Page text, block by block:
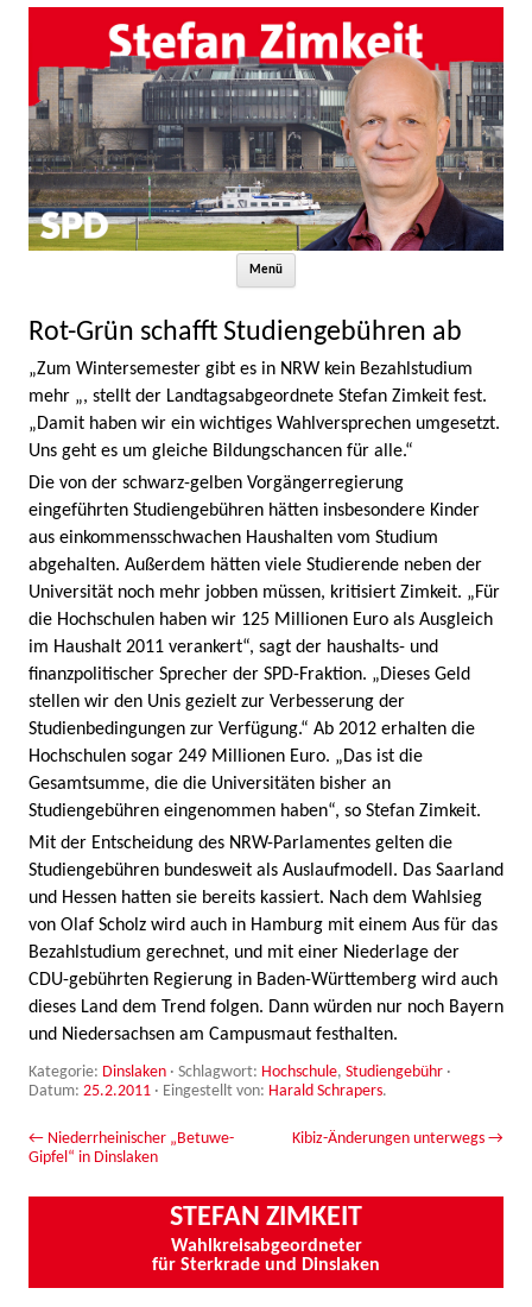
Menü
Rot-Grün schafft Studiengebühren ab
„Zum Wintersemester gibt es in NRW kein Bezahlstudium
mehr „, stellt der Landtagsabgeordnete Stefan Zimkeit fest.
„Damit haben wir ein wichtiges Wahlversprechen umgesetzt.
Uns geht es um gleiche Bildungschancen für alle.“
Die von der schwarz-gelben Vorgängerregierung
eingeführten Studiengebühren hätten insbesondere Kinder
aus einkommensschwachen Haushalten vom Studium
abgehalten. Außerdem hätten viele Studierende neben der
Universität noch mehr jobben müssen, kritisiert Zimkeit. „Für
die Hochschulen haben wir 125 Millionen Euro als Ausgleich
im Haushalt 2011 verankert“, sagt der haushalts- und
finanzpolitischer Sprecher der SPD-Fraktion. „Dieses Geld
stellen wir den Unis gezielt zur Verbesserung der
Studienbedingungen zur Verfügung.“ Ab 2012 erhalten die
Hochschulen sogar 249 Millionen Euro. „Das ist die
Gesamtsumme, die die Universitäten bisher an
Studiengebühren eingenommen haben“, so Stefan Zimkeit.
Mit der Entscheidung des NRW-Parlamentes gelten die
Studiengebühren bundesweit als Auslaufmodell. Das Saarland
und Hessen hatten sie bereits kassiert. Nach dem Wahlsieg
von Olaf Scholz wird auch in Hamburg mit einem Aus für das
Bezahlstudium gerechnet, und mit einer Niederlage der
CDU-gebührten Regierung in Baden-Württemberg wird auch
dieses Land dem Trend folgen. Dann würden nur noch Bayern
und Niedersachsen am Campusmaut festhalten.
Kategorie: Dinslaken · Schlagwort: Hochschule, Studiengebühr ·
Datum: 25.2.2011 · Eingestellt von: Harald Schrapers.
Beitrags-Navigation
← Niederrheinischer „Betuwe-
Gipfel“ in Dinslaken
Kibiz-Änderungen unterwegs →
STEFAN ZIMKEIT
Wahlkreisabgeordneter
für Sterkrade und Dinslaken